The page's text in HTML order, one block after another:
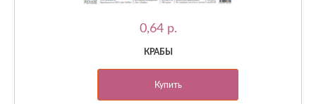
0,64 p.
КРАБЫ
Купить